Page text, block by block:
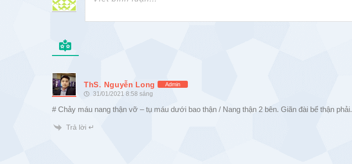
ThS. Nguyễn Long Admin
31/01/2021 8:58 sáng
# Chảy máu nang thận vỡ – tụ máu dưới bao thận / Nang thận 2 bên. Giãn đài bể thận phải.
Trả lời ↵